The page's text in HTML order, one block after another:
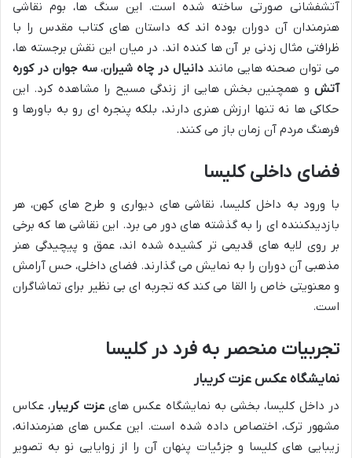
آتشفشانی صورتی ساخته شده است. این سنگ ها، بوم نقاشی
هنرمندان آن دوران بوده اند که داستان های کتاب مقدس را با
ظرافتی مثال زدنی بر آن ها کنده اند. در میان این نقش برجسته ها،
می توان صحنه هایی ماننددانیال در چاه شیران،سه جوان در کوره
آتش و همچنین بخش هایی از زندگی مسیح را مشاهده کرد. این
حکاکی ها نه تنها ارزش هنری دارند، بلکه پنجره ای رو به باورها و
فرهنگ مردم آن زمان باز می کنند.
فضای داخلی کلیسا
با ورود به داخل کلیسا، نقاشی های دیواری و طرح های کهن، هر
بازدیدکننده ای را به گذشته های دور می برد. این نقاشی ها که برخی
بر روی لایه های قدیمی تر کشیده شده اند، عمق و پیچیدگی هنر
مذهبی آن دوران را به نمایش می گذارند. فضای داخلی، حس آرامش
و معنویتی خاص را القا می کند که تجربه ای بی نظیر برای تماشاگران
است.
تجربیات منحصر به فرد در کلیسا
نمایشگاه عکس عزت کریبار
در داخل کلیسا، بخشی به نمایشگاه عکس هایعزت کریبار، عکاس
مشهور ترک، اختصاص داده شده است. این عکس های هنرمندانه،
زیبایی های کلیسا و جزئیات پنهان آن را از زوایایی نو به تصویر